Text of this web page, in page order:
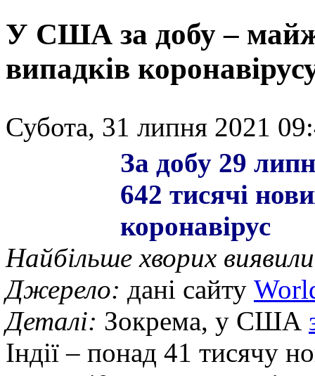
У США за добу –
випадків
Субота, 31 липня 2021
За добу 29
642 тисячі
коронавірус
Найбільше хворих
Джерело: дані сайту
Деталі: Зокрема, у США
Індії – понад 41 тисячу